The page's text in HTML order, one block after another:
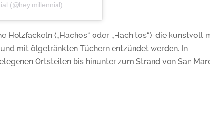
(@hey.millennial)
Holzfackeln („Hachos“ oder „Hachitos“), die kunstvoll
mit ölgetränkten Tüchern entzündet werden. In
Ortsteilen bis hinunter zum Strand von San